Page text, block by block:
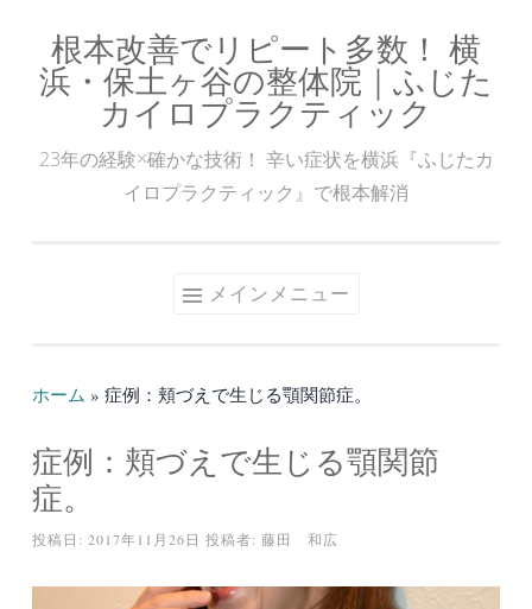
ン
根本改善でリピート多数！ 横
浜・保土ヶ谷の整体院｜ふじた
カイロプラクティック
23年の経験×確かな技術！ 辛い症状を横浜『ふじたカ
イロプラクティック』で根本解消
メインメニュー
ホーム » 症例：頬づえで生じる顎関節症。
症例：頬づえで生じる顎関節
症。
投稿日: 2017年11月26日 投稿者: 藤田 和広